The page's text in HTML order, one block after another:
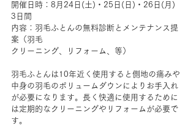
開催日時：8月24日(土)・25日(日)・26日(月)
3日間
内容：羽毛ふとんの無料診断とメンテナンス提
案（羽毛
クリーニング、リフォーム、等）
羽毛ふとんは10年近く使用すると側地の痛みや
中身の羽毛のボリュームダウンによりお手入れ
が必要になります。長く快適に使用するために
は定期的なクリーニングやリフォームが必要で
す。